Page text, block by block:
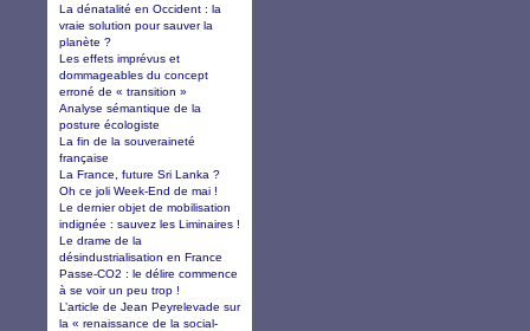
La dénatalité en Occident : la
vraie solution pour sauver la
planète ?
Les effets imprévus et
dommageables du concept
erroné de « transition »
Analyse sémantique de la
posture écologiste
La fin de la souveraineté
française
La France, future Sri Lanka ?
Oh ce joli Week-End de mai !
Le dernier objet de mobilisation
indignée : sauvez les Liminaires !
Le drame de la
désindustrialisation en France
Passe-CO2 : le délire commence
à se voir un peu trop !
L’article de Jean Peyrelevade sur
la « renaissance de la social-